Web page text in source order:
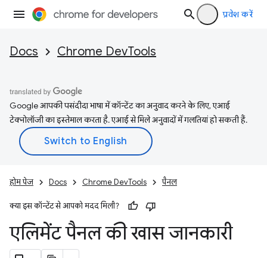
प्रवेश करें
Docs Chrome DevTools
Google आपकी पसंदीदा भाषा में कॉन्टेंट का अनुवाद करने के लिए, एआई
टेक्नोलॉजी का इस्तेमाल करता है. एआई से मिले अनुवादों में गलतियां हो सकती हैं.
होम पेज Docs Chrome DevTools पैनल
क्या इस कॉन्टेंट से आपको मदद मिली?
एलिमेंट पैनल की खास जानकारी